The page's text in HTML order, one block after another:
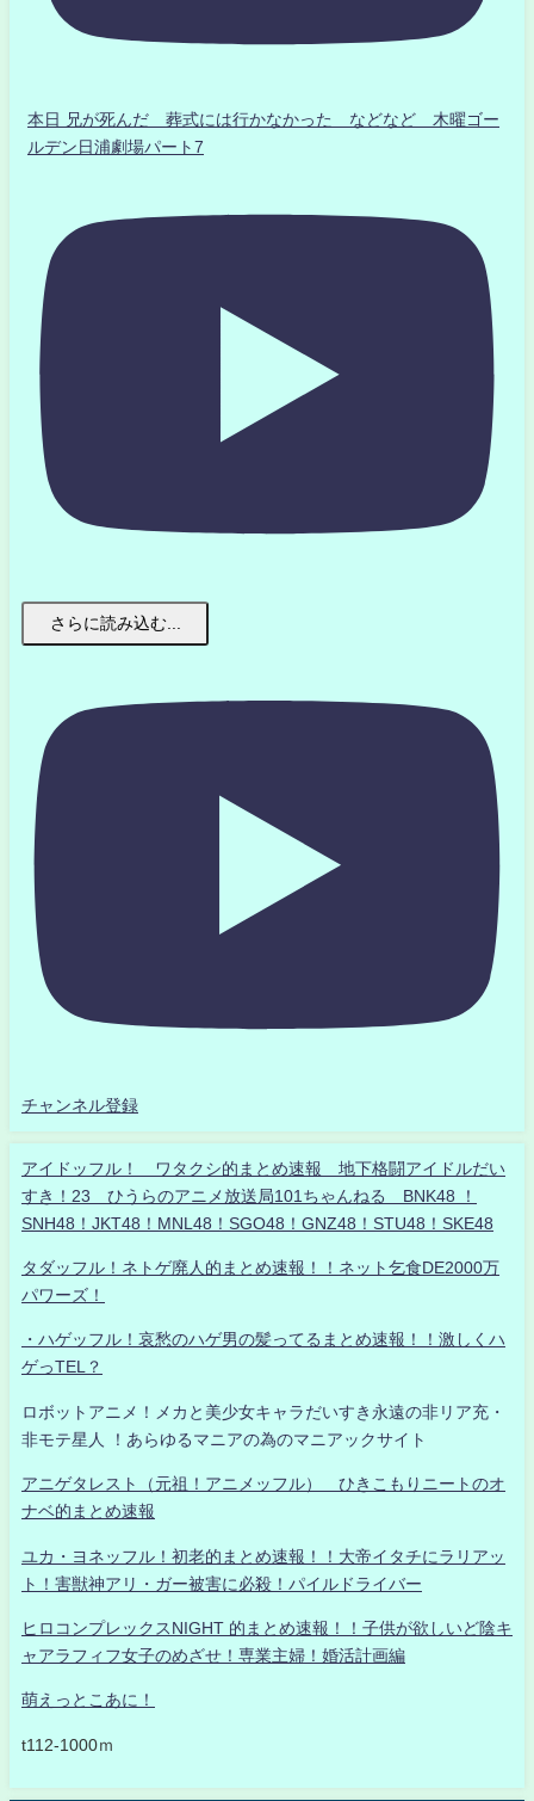
本日 兄が死んだ 葬式には行かなかった などなど 木曜ゴー
ルデン日浦劇場パート7
さらに読み込む...
チャンネル登録
アイドッフル！ ワタクシ的まとめ速報 地下格闘アイドルだい
すき！23 ひうらのアニメ放送局101ちゃんねる BNK48 ！
SNH48！JKT48！MNL48！SGO48！GNZ48！STU48！SKE48
タダッフル！ネトゲ廃人的まとめ速報！！ネット乞食DE2000万
パワーズ！
・ハゲッフル！哀愁のハゲ男の髪ってるまとめ速報！！激しくハ
ゲっTEL？
ロボットアニメ！メカと美少女キャラだいすき永遠の非リア充・
非モテ星人 ！あらゆるマニアの為のマニアックサイト
アニゲタレスト（元祖！アニメッフル） ひきこもりニートのオ
ナベ的まとめ速報
ユカ・ヨネッフル！初老的まとめ速報！！大帝イタチにラリアッ
ト！害獣神アリ・ガー被害に必殺！パイルドライバー
ヒロコンプレックスNIGHT 的まとめ速報！！子供が欲しいど陰キ
ャアラフィフ女子のめざせ！専業主婦！婚活計画編
萌えっとこあに！
t112-1000ｍ